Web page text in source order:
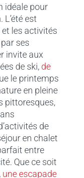
idéale pour
est
les activités
ses
invite aux
de ski, de
le printemps
en pleine
pittoresques,
de
en chalet
entre
Que ce soit
une escapade